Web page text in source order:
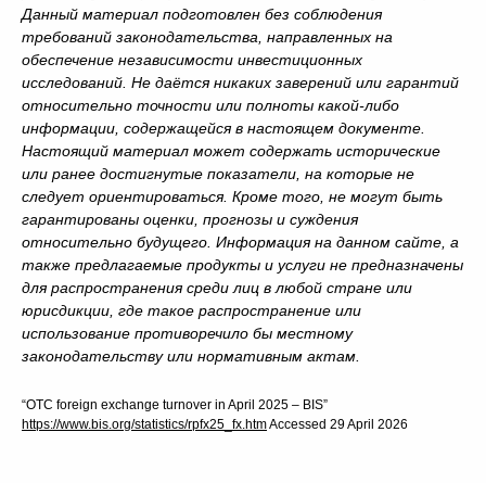
Данный материал подготовлен без соблюдения
требований законодательства, направленных на
обеспечение независимости инвестиционных
исследований. Не даётся никаких заверений или гарантий
относительно точности или полноты какой-либо
информации, содержащейся в настоящем документе.
Настоящий материал может содержать исторические
или ранее достигнутые показатели, на которые не
следует ориентироваться. Кроме того, не могут быть
гарантированы оценки, прогнозы и суждения
относительно будущего. Информация на данном сайте, а
также предлагаемые продукты и услуги не предназначены
для распространения среди лиц в любой стране или
юрисдикции, где такое распространение или
использование противоречило бы местному
законодательству или нормативным актам.
“OTC foreign exchange turnover in April 2025 – BIS”
https://www.bis.org/statistics/rpfx25_fx.htmAccessed 29 April 2026